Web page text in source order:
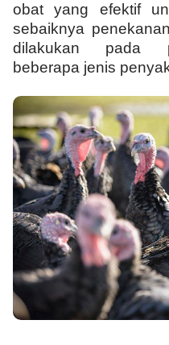
obat yang efektif
sebaiknya
dilakukan pada
beberapa jenis